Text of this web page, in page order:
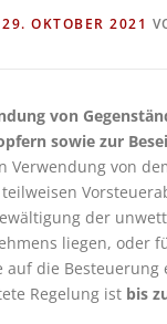
29. OKTOBER 2021
von
sowie zur
Verwendung von
der
liegen, oder
auf die
Regelung ist bis